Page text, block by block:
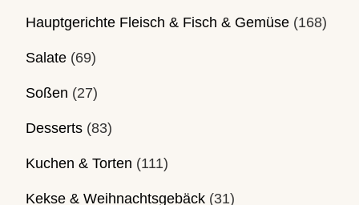
Hauptgerichte Fleisch & Fisch & Gemüse (168)
Salate (69)
Soßen (27)
Desserts (83)
Kuchen & Torten (111)
Kekse & Weihnachtsgebäck (31)